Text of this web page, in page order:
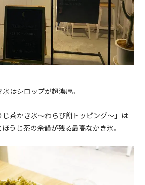
はシロップが超濃厚。
じ茶かき氷〜わらび餅トッピング〜」は
うじ茶の余韻が残る最高なかき氷。